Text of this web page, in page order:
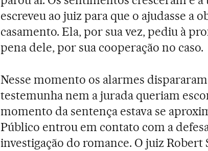
escreveu ao juiz para que o ajudasse a
casamento. Ela, por sua vez, pediu à
pena dele, por sua cooperação no caso.
Nesse momento os alarmes
testemunha nem a jurada queriam
momento da sentença estava se
Público entrou em contato com a
investigação do romance. O juiz Robert